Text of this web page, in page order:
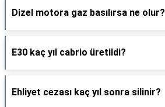
Dizel motora gaz basılırsa ne olur?
E30 kaç yıl cabrio üretildi?
Ehliyet cezası kaç yıl sonra silinir?